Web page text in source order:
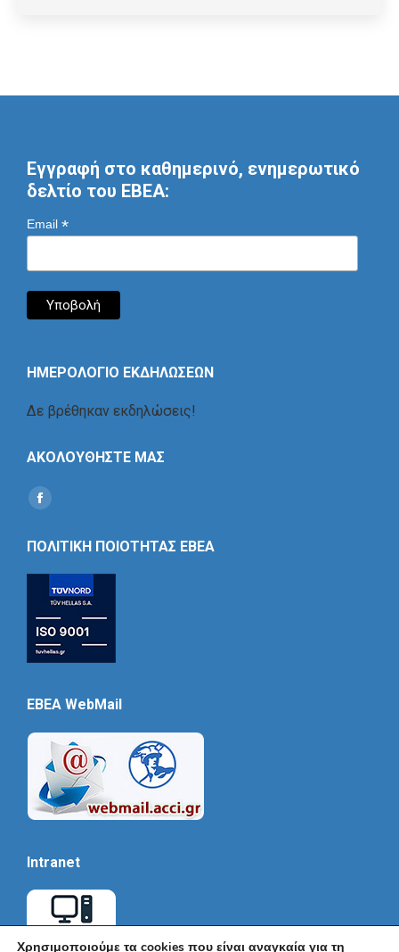
Εγγραφή στο καθημερινό, ενημερωτικό
δελτίο του ΕΒΕΑ:
Email *
ΗΜΕΡΟΛΟΓΙΟ ΕΚΔΗΛΩΣΕΩΝ
Δε βρέθηκαν εκδηλώσεις!
ΑΚΟΛΟΥΘΗΣΤΕ ΜΑΣ
Find us on:
Social
ΠΟΛΙΤΙΚΗ ΠΟΙΟΤΗΤΑΣ ΕΒΕΑ
EBEA WebMail
Intranet
Χρησιμοποιούμε τα cookies που είναι αναγκαία για τη